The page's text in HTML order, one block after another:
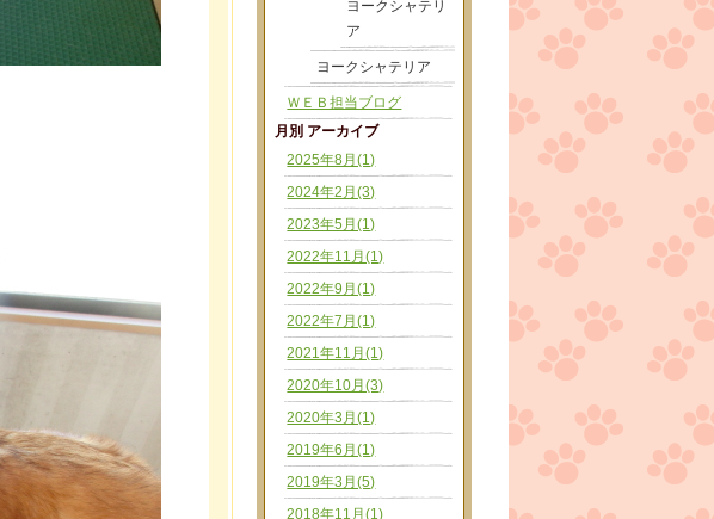
ヨークシャテリ
ア
ヨークシャテリア
ＷＥＢ担当ブログ
月別 アーカイブ
2025年8月(1)
2024年2月(3)
2023年5月(1)
2022年11月(1)
2022年9月(1)
2022年7月(1)
2021年11月(1)
2020年10月(3)
2020年3月(1)
2019年6月(1)
2019年3月(5)
2018年11月(1)